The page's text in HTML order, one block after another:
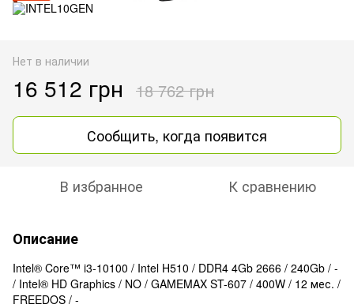
Нет в наличии
16 512 грн 18 762 грн
Сообщить, когда появится
В избранное К сравнению
Описание
Intel® Core™ i3-10100 / Intel H510 / DDR4 4Gb 2666 / 240Gb / -
/ Intel® HD Graphics / NO / GAMEMAX ST-607 / 400W / 12 мес. /
FREEDOS / -